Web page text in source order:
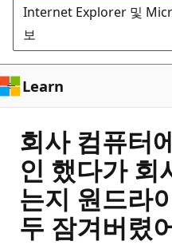
뛰
기
Internet Explorer 및
보
Learn
회사 컴퓨터
인 했다가 회
는지 원드라
두 잠겨버렸